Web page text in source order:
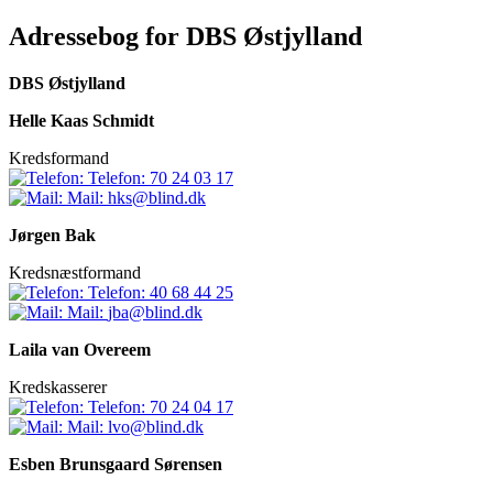
Adressebog for DBS Østjylland
DBS Østjylland
Helle Kaas Schmidt
Kredsformand
Telefon: 70 24 03 17
Mail: hks@blind.dk
Jørgen Bak
Kredsnæstformand
Telefon: 40 68 44 25
Mail: jba@blind.dk
Laila van Overeem
Kredskasserer
Telefon: 70 24 04 17
Mail: lvo@blind.dk
Esben Brunsgaard Sørensen